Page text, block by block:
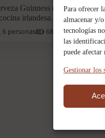
Para ofrecer
almacenar y/
tecnologías
las
puede afectar
Gestionar los
Guinness es uno de los
irlandesa. Un estofado
6 personas 680 kcal